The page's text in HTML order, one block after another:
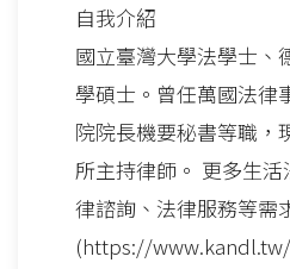
自我介紹
國立臺灣大學法學士、
學碩士。曾任萬國法律
院院長機要秘書等職，
所主持律師。 更多生
律諮詢、法律服務等需
(https://